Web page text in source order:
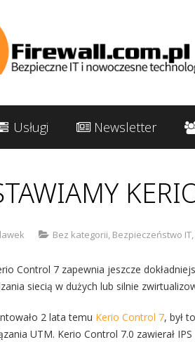
Usługi Newsletter
Bez kategorii, Bezpieczeństwo IT,
Control 7 zapewnia jeszcze
siecią w dużych lub silnie
2 lata temu Kerio Control 7, był
UTM. Kerio Control 7.0 zawierał